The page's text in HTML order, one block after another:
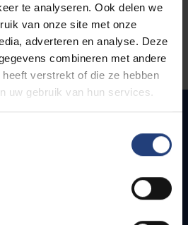
te analyseren. Ook delen we
van onze site met onze
adverteren en analyse. Deze
combineren met andere
verstrekt of die ze hebben
uw gebruik van hun services.